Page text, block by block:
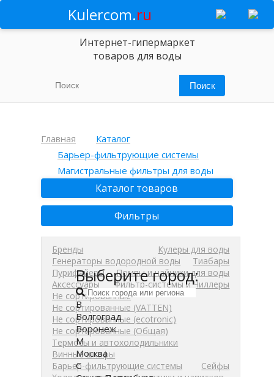
Kulercom.ru
Интернет-гипермаркет
товаров для воды
Главная
Каталог
Барьер-фильтрующие системы
Магистральные фильтры для воды
Каталог товаров
Фильтры
Бренды
Кулеры для воды
Генераторы водородной воды
Тиабары
Пурифайеры
Помпы и чайники для воды
Аксессуары
Фильтр-системы и Чиллеры
Не сортированные
Не сортированные (VATTEN)
Не сортированные (ecotronic)
Не сортированные (Общая)
Термосы и автохолодильники
Винные шкафы
Барьер-фильтрующие системы
Сейфы
Выберите город:
В
Волгоград
Воронеж
М
Москва
С